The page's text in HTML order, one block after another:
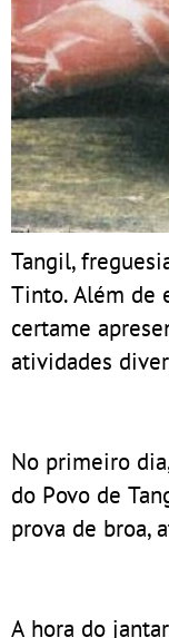
Tangil,
Tinto. Além de
certame
atividades
No primeiro
do Povo de
prova de broa,
A hora do